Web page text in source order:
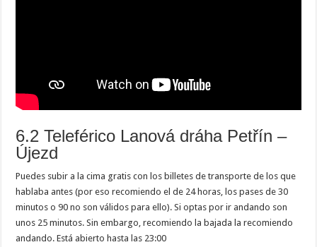
6.2 Teleférico Lanová dráha Petřín –
Újezd
Puedes subir a la cima gratis con los billetes de transporte de los que
hablaba antes (por eso recomiendo el de 24 horas, los pases de 30
minutos o 90 no son válidos para ello). Si optas por ir andando son
unos 25 minutos. Sin embargo, recomiendo la bajada la recomiendo
andando. Está abierto hasta las 23:00